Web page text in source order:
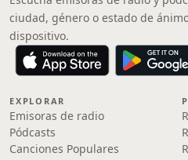
ciudad, género o estado de
dispositivo.
EXPLORAR
Emisoras de radio
Pódcasts
Canciones Populares